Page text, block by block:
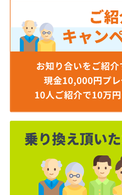
ダイイチガスコム株式会社
チリウヒーターサービス
ツバメガス株式会社新城営
ニイミガス株式会社
ニイミ産業株式会社 本部
ニイミ産業株式会社 ホー
ニイミ産業株式会社 尾張
ハタスビルダー株式会社
ひまわり農協 燃料課・プ
フジオートステーション
フジヨシ商店
フルタ鹿乗店
ます角商店
マルタケ株式会社
マルト尾関商店